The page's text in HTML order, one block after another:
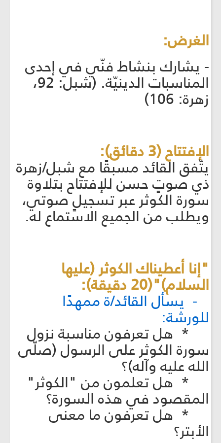
الغرض:
- يشارك بنشاط فنّي في إحدى
المناسبات الدينيّة. (شبل: 92،
زهرة: 106)
الإفتتاح (3 دقائق):
يتّفق القائد مسبقًا مع شبل/زهرة
ذي صوتٍ حسن للإفتتاح بتلاوة
سورة الكوثر عبر تسجيلٍ صوتي،
ويطلب من الجميع الاستماع له.
"إنا أعطيناك الكوثر (عليها
السلام)"(20 دقيقة):
- يسأل القائد/ة ممهدًا
للورشة:
* هل تعرفون مناسبة نزول
سورة الكوثر على الرسول (صلّى
الله عليه وآله)؟
* هل تعلمون من "الكوثر"
المقصود في هذه السورة؟
* هل تعرفون ما معنى
الأبتر؟